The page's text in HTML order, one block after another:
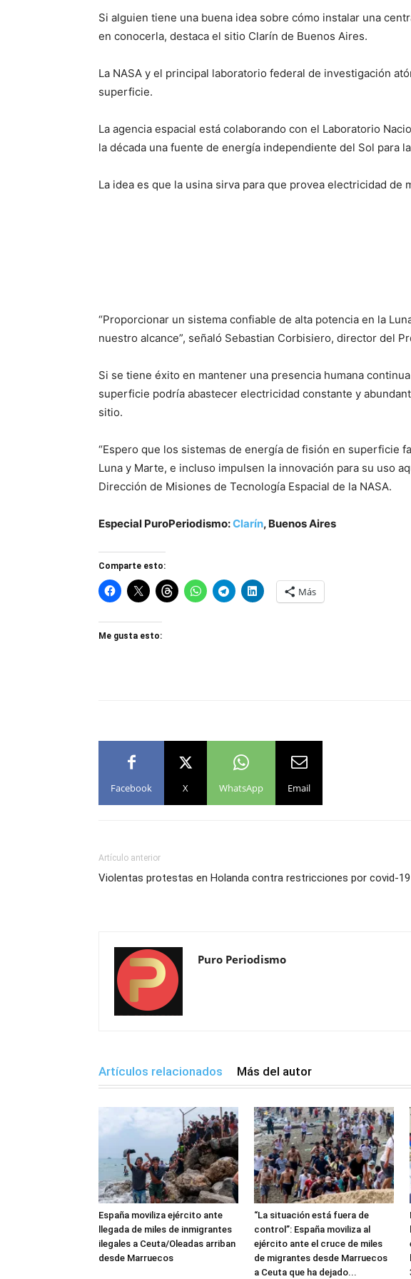
Si alguien tiene una buena idea sobre cómo instalar una
en conocerla, destaca el sitio Clarín de Buenos Aires.
La NASA y el principal laboratorio federal de investigación
superficie.
La agencia espacial está colaborando con el Laboratorio
la década una fuente de energía independiente del Sol para
La idea es que la usina sirva para que provea electricidad de
“Proporcionar un sistema confiable de alta potencia en la
nuestro alcance”, señaló Sebastian Corbisiero, director del
Si se tiene éxito en mantener una presencia humana
superficie podría abastecer electricidad constante y
sitio.
“Espero que los sistemas de energía de fisión en superficie
Luna y Marte, e incluso impulsen la innovación para su uso
Dirección de Misiones de Tecnología Espacial de la NASA.
Especial PuroPeriodismo:Clarín, Buenos Aires
Comparte esto:
Más
Me gusta esto:
Facebook X WhatsApp Email
Artículo anterior
Violentas protestas en Holanda contra restricciones por covid-19
Puro Periodismo
Artículos relacionados Más del autor
España moviliza ejército ante
llegada de miles de inmigrantes
ilegales a Ceuta/Oleadas arriban
desde Marruecos
“La situación está fuera de
control”: España moviliza al
ejército ante el cruce de miles
de migrantes desde Marruecos
a Ceuta que ha dejado...